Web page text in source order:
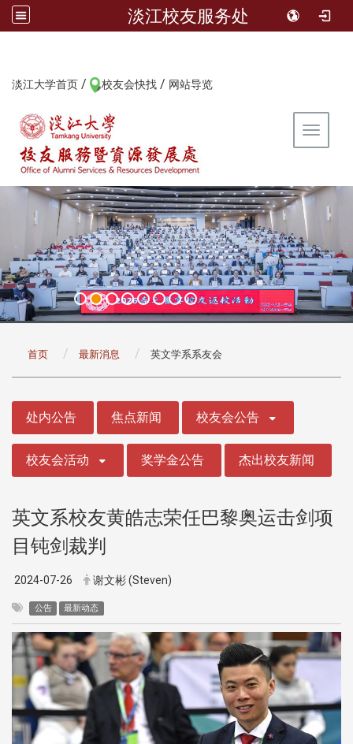
淡江校友服务处
淡江大学首页 / 校友会快找 / 网站导览
Toggle
首页 最新消息 英文学系系友会
处内公告 焦点新闻 校友会公告
校友会活动 奖学金公告 杰出校友新闻
英文系校友黄皓志荣任巴黎奥运击剑项
目钝剑裁判
2024-07-26 谢文彬 (Steven)
公告 最新动态